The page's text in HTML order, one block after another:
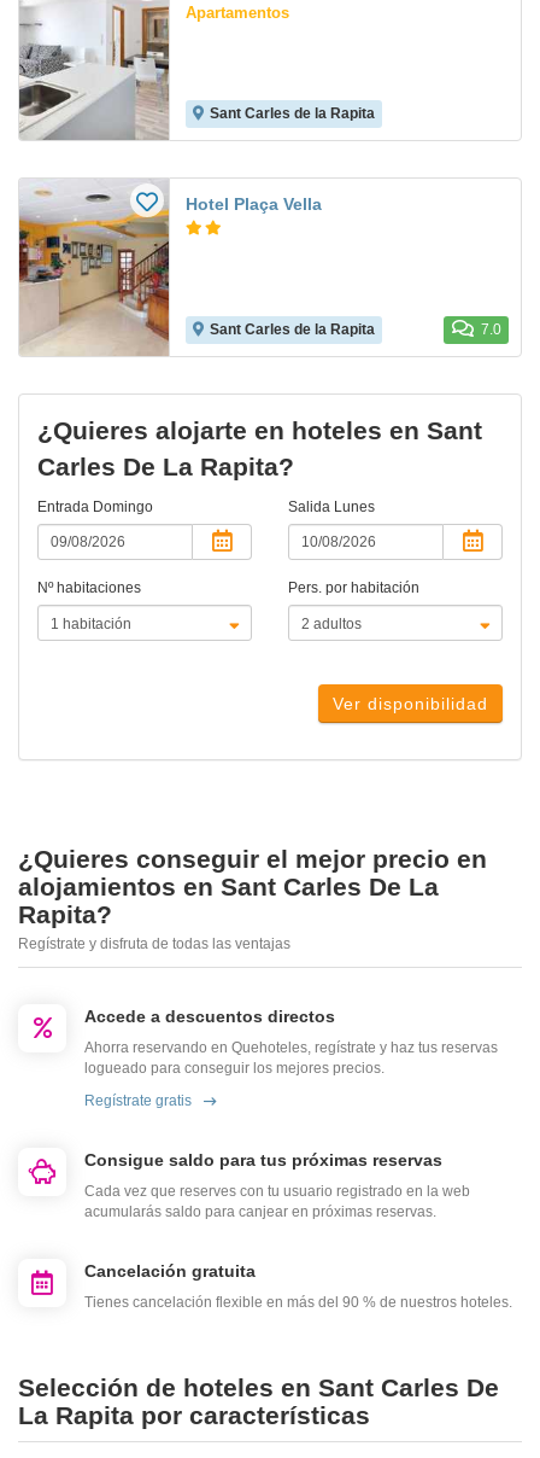
Apartamentos
Sant Carles de la Rapita
Hotel Plaça Vella
Sant Carles de la Rapita 7.0
¿Quieres alojarte en hoteles en Sant
Carles De La Rapita?
Entrada Domingo Salida Lunes
Nº habitaciones Pers. por habitación
Ver disponibilidad
¿Quieres conseguir el mejor precio en
alojamientos en Sant Carles De La
Rapita?
Regístrate y disfruta de todas las ventajas
Accede a descuentos directos
Ahorra reservando en Quehoteles, regístrate y haz tus reservas
logueado para conseguir los mejores precios.
Regístrate gratis
Consigue saldo para tus próximas reservas
Cada vez que reserves con tu usuario registrado en la web
acumularás saldo para canjear en próximas reservas.
Cancelación gratuita
Tienes cancelación flexible en más del 90 % de nuestros hoteles.
Selección de hoteles en Sant Carles De
La Rapita por características